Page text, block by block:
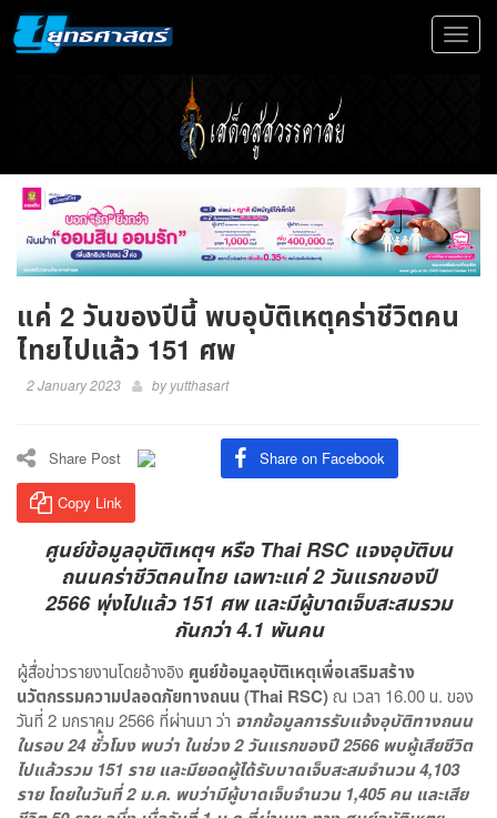
Toggle
แค่ 2 วันของปีนี้ พบอุบัติเหตุคร่าชีวิตคน
ไทยไปแล้ว 151 ศพ
2 January 2023 by yutthasart
Share Post Share on Facebook
Copy Link
ศูนย์ข้อมูลอุบัติเหตุฯ หรือ Thai RSC แจงอุบัติบน
ถนนคร่าชีวิตคนไทย เฉพาะแค่ 2 วันแรกของปี
2566 พุ่งไปแล้ว 151 ศพ และมีผู้บาดเจ็บสะสมรวม
กันกว่า 4.1 พันคน
ผู้สื่อข่าวรายงานโดยอ้างอิง ศูนย์ข้อมูลอุบัติเหตุเพื่อเสริมสร้าง
นวัตกรรมความปลอดภัยทางถนน (Thai RSC)ณ เวลา 16.00 น. ของ
วันที่ 2 มกราคม 2566 ที่ผ่านมา ว่า จากข้อมูลการรับแจ้งอุบัติทางถนน
ในรอบ 24 ชั่้วโมง พบว่า ในช่วง 2 วันแรกของปี 2566 พบผู้เสียชีวิต
ไปแล้วรวม 151 ราย และมียอดผู้ได้รับบาดเจ็บสะสมจำนวน 4,103
ราย โดยในวันที่ 2 ม.ค. พบว่ามีผู้บาดเจ็บจำนวน 1,405 คน และเสีย